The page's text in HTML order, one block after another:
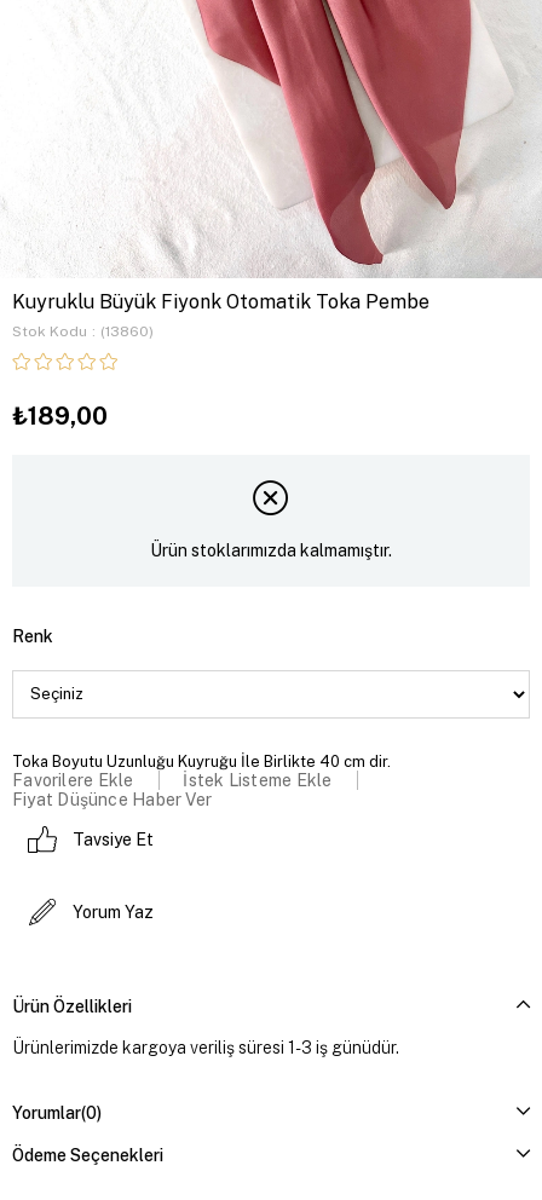
Kuyruklu Büyük Fiyonk Otomatik Toka Pembe
Stok Kodu (13860)
₺189,00
Ürün stoklarımızda kalmamıştır.
Renk
Toka Boyutu Uzunluğu Kuyruğu İle Birlikte 40 cm dir.
Favorilere Ekle
İstek Listeme Ekle
Fiyat Düşünce Haber Ver
Tavsiye Et
Yorum Yaz
Ürün Özellikleri
Ürünlerimizde kargoya veriliş süresi 1-3 iş günüdür.
Yorumlar(0)
Ödeme Seçenekleri